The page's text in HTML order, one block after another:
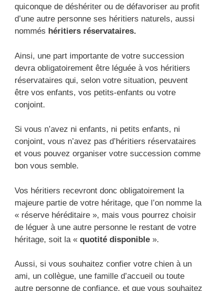
quiconque de déshériter ou de défavoriser au profit
d’une autre personne ses héritiers naturels, aussi
nommés héritiers réservataires.
Ainsi, une part importante de votre succession
devra obligatoirement être léguée à vos héritiers
réservataires qui, selon votre situation, peuvent
être vos enfants, vos petits-enfants ou votre
conjoint.
Si vous n’avez ni enfants, ni petits enfants, ni
conjoint, vous n’avez pas d’héritiers réservataires
et vous pouvez organiser votre succession comme
bon vous semble.
Vos héritiers recevront donc obligatoirement la
majeure partie de votre héritage, que l’on nomme la
« réserve héréditaire », mais vous pourrez choisir
de léguer à une autre personne le restant de votre
héritage, soit la « quotité disponible ».
Aussi, si vous souhaitez confier votre chien à un
ami, un collègue, une famille d’accueil ou toute
autre personne de confiance, et que vous souhaitez